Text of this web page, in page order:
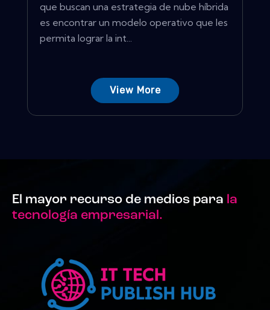
que buscan una estrategia de nube híbrida
es encontrar un modelo operativo que les
permita lograr la int...
View More
El mayor recurso de medios para la
tecnología empresarial.